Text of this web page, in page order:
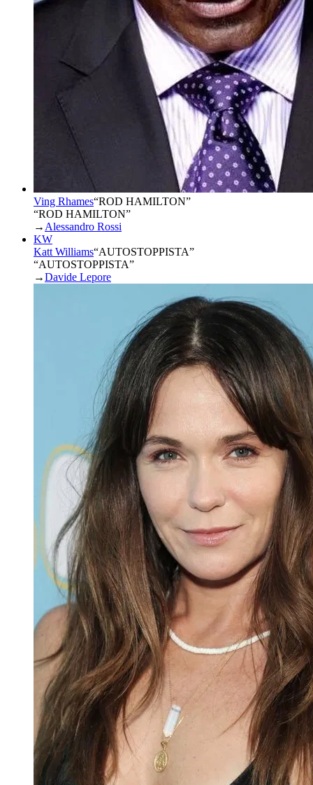
Ving Rhames“ROD HAMILTON”
“ROD HAMILTON”
→ Alessandro Rossi
KW
Katt Williams“AUTOSTOPPISTA”
“AUTOSTOPPISTA”
→Davide Lepore